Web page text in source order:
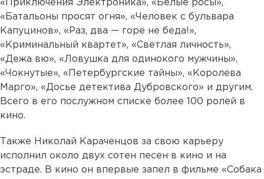
«Приключения Электроника», «Белые росы»,
«Батальоны просят огня», «Человек с бульвара
Капуцинов», «Раз, два — горе не беда!»,
«Криминальный квартет», «Светлая личность»,
«Дежа вю», «Ловушка для одинокого мужчины»,
«Чокнутые», «Петербургские тайны», «Королева
Марго», «Досье детектива Дубровского» и другим.
Всего в его послужном списке более 100 ролей в
кино.
Также Николай Караченцов за свою карьеру
исполнил около двух сотен песен в кино и на
эстраде. В кино он впервые запел в фильме «Собака